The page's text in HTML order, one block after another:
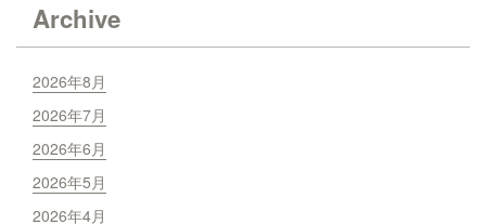
Archive
2026年8月
2026年7月
2026年6月
2026年5月
2026年4月